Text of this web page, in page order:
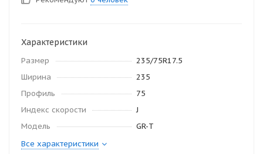
Характеристики
Размер
235/75R17.5
Ширина
235
Профиль
75
Индекс скорости
J
Модель
GR-T
Все характеристики